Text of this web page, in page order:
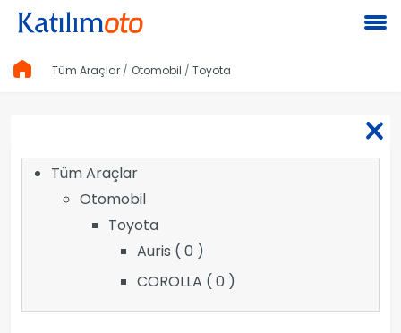
Tüm Araçlar Otomobil Toyota
Tüm Araçlar
Otomobil
Toyota
Auris ( 0 )
COROLLA ( 0 )